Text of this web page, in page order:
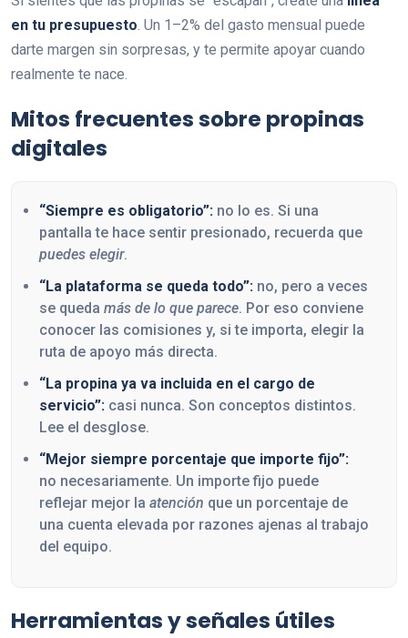
en tu presupuesto. Un 1–2% del gasto mensual puede
darte margen sin sorpresas, y te permite apoyar cuando
realmente te nace.
Mitos frecuentes sobre propinas
digitales
“Siempre es obligatorio”: no lo es. Si una
pantalla te hace sentir presionado, recuerda que
puedes elegir.
“La plataforma se queda todo”: no, pero a veces
se queda más de lo que parece. Por eso conviene
conocer las comisiones y, si te importa, elegir la
ruta de apoyo más directa.
“La propina ya va incluida en el cargo de
servicio”: casi nunca. Son conceptos distintos.
Lee el desglose.
“Mejor siempre porcentaje que importe fijo”:
no necesariamente. Un importe fijo puede
reflejar mejor la atención que un porcentaje de
una cuenta elevada por razones ajenas al trabajo
del equipo.
Herramientas y señales útiles